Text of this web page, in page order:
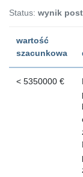
Status: wynik
wartość
szacunkowa
< 5350000 €